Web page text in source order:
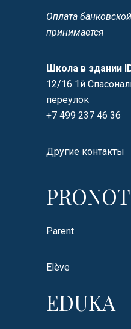
Оплата
принимается
Школа в здании
12/16 1й
переулок
+7 499 237 46 36
Другие контакты
Parent
Elève
EDUKA